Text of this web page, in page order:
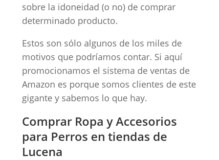
sobre la idoneidad (o no) de comprar
determinado producto.
Estos son sólo algunos de los miles de
motivos que podríamos contar. Si aquí
promocionamos el sistema de ventas de
Amazon es porque somos clientes de este
gigante y sabemos lo que hay.
Comprar Ropa y Accesorios
para Perros en tiendas de
Lucena